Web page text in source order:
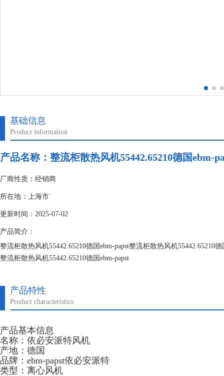
基础信息
Product information
产品名称：整流柜散热风机55442.65210德国ebm-
厂商性质：经销商
所在地：上海市
更新时间：2025-07-02
产品简介：
整流柜散热风机55442.65210德国ebm-papst整流柜散热风机55442.65210德
整流柜散热风机55442.65210德国ebm-papst
产品特性
Product characteristics
产品基本信息
名称：依必安派特风机
产地：德国
品牌：ebm-papst依必安派特
类型：离心风机